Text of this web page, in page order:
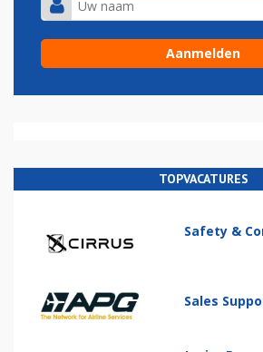
TOPVACATURES
Safety &
Sales